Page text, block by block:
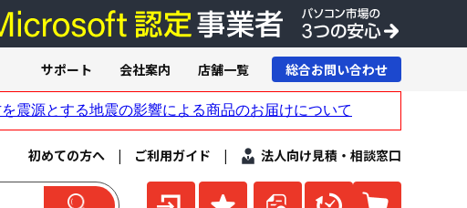
初めての方へ | ご利用ガイド | 法人向け見積・相談窓口
サポート 会社案内 店舗一覧 総合お問い合わせ